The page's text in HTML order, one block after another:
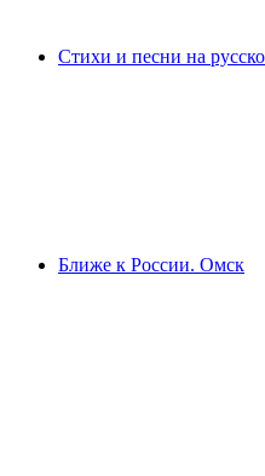
Стихи и песни на
Ближе к России. Омск